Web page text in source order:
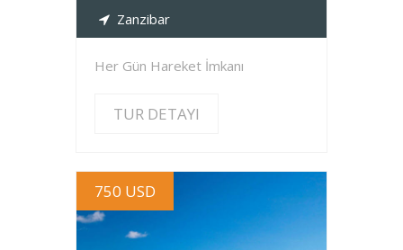
Zanzibar
Her Gün Hareket İmkanı
TUR DETAYI
750 USD